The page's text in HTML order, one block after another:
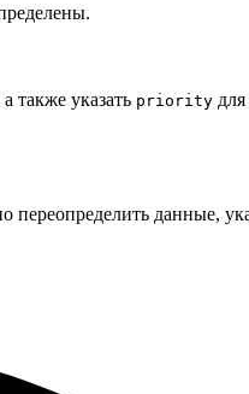
также указать priority
переопределить данные,